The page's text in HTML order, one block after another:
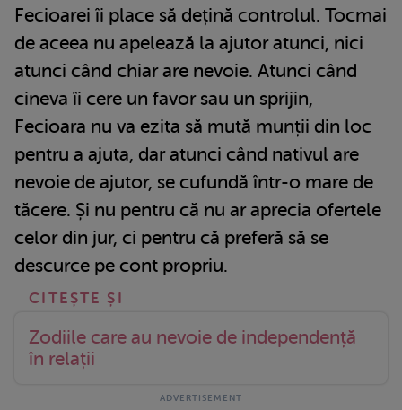
Fecioarei îi place să dețină controlul. Tocmai
de aceea nu apelează la ajutor atunci, nici
atunci când chiar are nevoie. Atunci când
cineva îi cere un favor sau un sprijin,
Fecioara nu va ezita să mută munții din loc
pentru a ajuta, dar atunci când nativul are
nevoie de ajutor, se cufundă într-o mare de
tăcere. Și nu pentru că nu ar aprecia ofertele
celor din jur, ci pentru că preferă să se
descurce pe cont propriu.
Zodiile care au nevoie de independență
în relații